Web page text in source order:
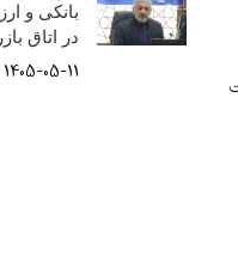
بانکی و
در اتاق
1405-05-11